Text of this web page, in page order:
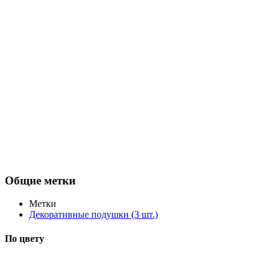
Общие метки
Метки
Декоративные подушки (3 шт.)
По цвету